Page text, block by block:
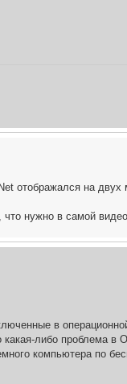
отображался на
нужно в самой
в
какая-либо проблема в
компьютера по